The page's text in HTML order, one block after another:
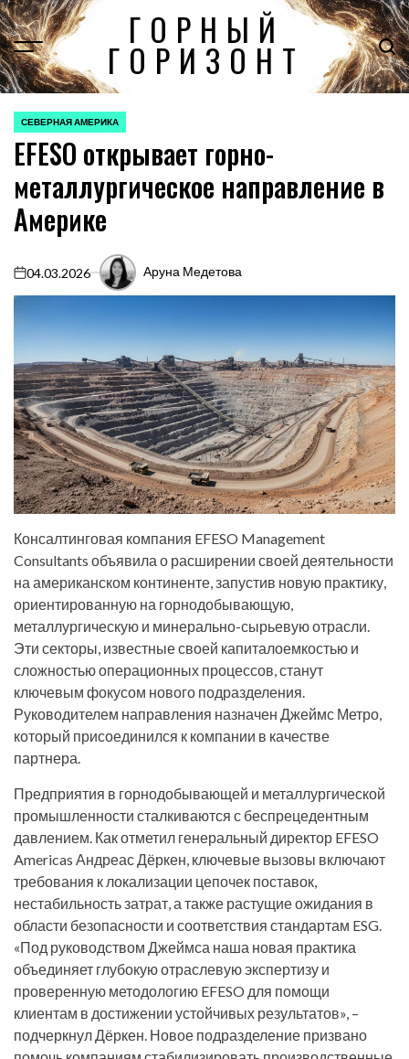
Перейти
к
содержимому
ГОРНЫЙ
ГОРИЗОНТ
ОПУБЛИКОВАНО
В
СЕВЕРНАЯ АМЕРИКА
EFESO открывает горно-
металлургическое направление в
Америке
on
04.03.2026 Аруна Медетова
Консалтинговая компания EFESO Management
Consultants объявила о расширении своей деятельности
на американском континенте, запустив новую практику,
ориентированную на горнодобывающую,
металлургическую и минерально-сырьевую отрасли.
Эти секторы, известные своей капиталоемкостью и
сложностью операционных процессов, станут
ключевым фокусом нового подразделения.
Руководителем направления назначен Джеймс Метро,
который присоединился к компании в качестве
партнера.
Предприятия в горнодобывающей и металлургической
промышленности сталкиваются с беспрецедентным
давлением. Как отметил генеральный директор EFESO
Americas Андреас Дёркен, ключевые вызовы включают
требования к локализации цепочек поставок,
нестабильность затрат, а также растущие ожидания в
области безопасности и соответствия стандартам ESG.
«Под руководством Джеймса наша новая практика
объединяет глубокую отраслевую экспертизу и
проверенную методологию EFESO для помощи
клиентам в достижении устойчивых результатов», –
подчеркнул Дёркен. Новое подразделение призвано